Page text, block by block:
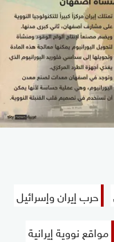
حرب إيران وإسرائيل
مواقع نووية إيرانية